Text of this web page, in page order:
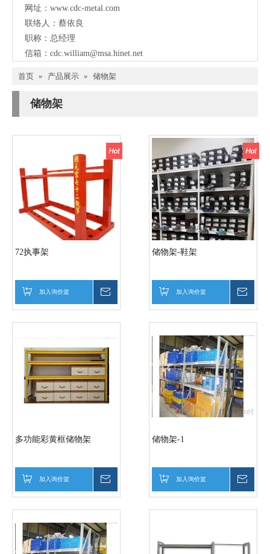
网址： www.cdc-metal.com
联络人：蔡依良
职称：总经理
信箱： cdc.william@msa.hinet.net
首页 » 产品展示 » 储物架
储物架
72执事架
加入询价篮
储物架-鞋架
加入询价篮
多功能彩黄框储物架
加入询价篮
储物架-1
加入询价篮